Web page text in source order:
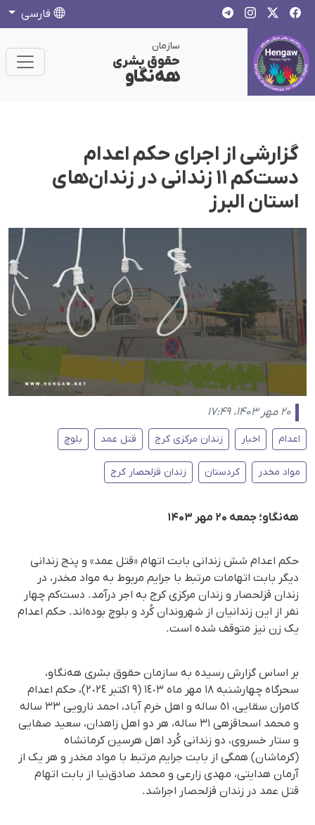
فارسی
سازمان
حقوق بشری
هەنگاو
گزارشی از اجرای حکم اعدام
دست‌کم ۱۱ زندانی در زندان‌های
استان البرز
۲۰ مهر ۱۴۰۳، ۱۷:۴۹
اعدام اخبار زندان مرکزی کرج قتل عمد بلوچ
مواد مخدر کردستان زندان قزلحصار کرج
هه‌نگاو؛ جمعه ۲۰ مهر ۱۴۰۳
حکم اعدام شش زندانی بابت اتهام «قتل عمد» و پنج زندانی
دیگر بابت اتهامات مرتبط با جرایم مربوط به مواد مخدر، در
زندان قزلحصار و زندان مرکزی کرج به اجر درآمد. دست‌کم چهار
نفر از این زندانیان از شهروندان کُرد و بلوچ بوده‌اند. حکم اعدام
یک زن نیز متوقف شده است.
بر اساس گزارش رسیده به سازمان حقوق بشری هه‌نگاو،
سحرگاه چهارشنبه ١٨ مهر ماه ١٤٠٣ (٩ اکتبر ٢٠٢٤)، حکم اعدام
کامران سقایی، ٥١ ساله و اهل خرم‌ آباد، احمد نارویی ۳۳ ساله
و محمد اسحاقزهی ۳۱ ساله، هر دو اهل زاهدان، سعید صفایی
و ستار خسروی، دو زندانی کُرد اهل هرسین کرمانشاه
(کرماشان) همگی از بابت جرایم مرتبط با مواد مخدر و هر یک از
آرمان هدایتی، مهدی زارعی و محمد صادق‌نیا از بابت اتهام
قتل عمد در زندان قزلحصار اجراشد.